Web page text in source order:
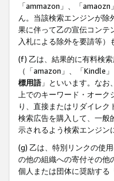
「ammazon」、「
ん。当該検索エンジンが
果に伴って乙の宣伝コンテ
入札による除外を要請等）
(f) 乙は、結果的に有料検
（「amazon」、「Kindle
標用語」といいます。なお
上でのキーワード・オー
り、直接またはリダイレク
検索広告を購入して、一般
示されるよう検索エンジン
(g) 乙は、特別リンクの使
の他の組織への寄付その他
個人または団体に奨励する